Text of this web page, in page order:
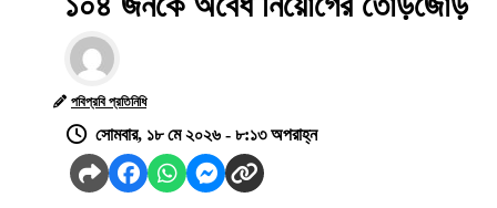
পবিপ্রবি প্রতিনিধি
সোমবার, ১৮ মে ২০২৬ - ৮:১৩ অপরাহ্ন